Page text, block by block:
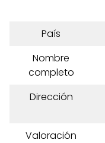
País
Nombre
completo
Dirección
Valoración